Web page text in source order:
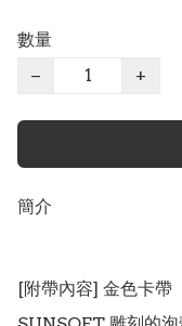
數量
−
+
簡介
[附帶內容] 金色卡